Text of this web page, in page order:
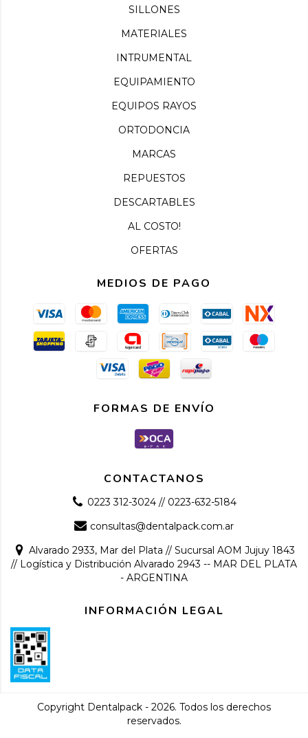
SILLONES
MATERIALES
INTRUMENTAL
EQUIPAMIENTO
EQUIPOS RAYOS
ORTODONCIA
MARCAS
REPUESTOS
DESCARTABLES
AL COSTO!
OFERTAS
MEDIOS DE PAGO
FORMAS DE ENVÍO
CONTACTANOS
0223 312-3024 // 0223-632-5184
consultas@dentalpack.com.ar
Alvarado 2933, Mar del Plata // Sucursal AOM Jujuy 1843
// Logística y Distribución Alvarado 2943 -- MAR DEL PLATA
- ARGENTINA
INFORMACIÓN LEGAL
Copyright Dentalpack - 2026. Todos los derechos
reservados.